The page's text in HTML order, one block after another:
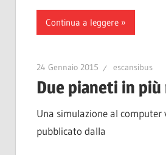
Continua a leggere
24 Gennaio 2015 escansibus
Due pianeti in
Una simulazione al
pubblicato dalla